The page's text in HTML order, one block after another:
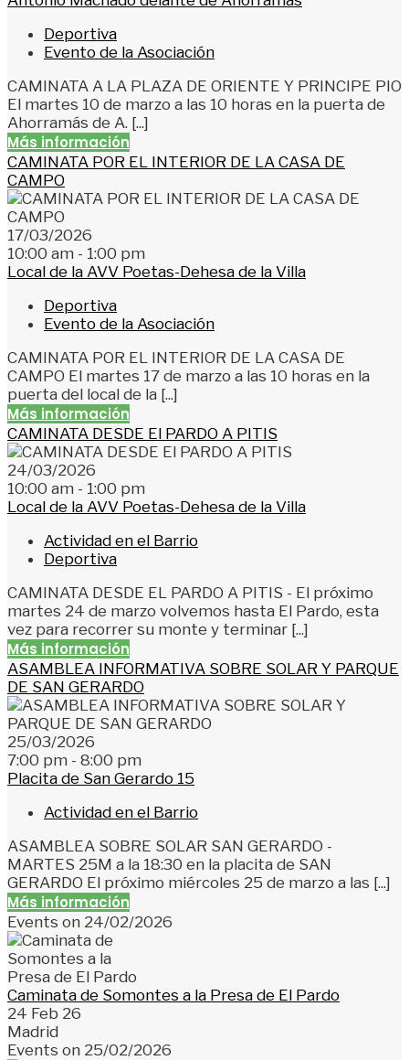
Deportiva
Evento de la Asociación
CAMINATA A LA PLAZA DE ORIENTE Y PRINCIPE PIO
El martes 10 de marzo a las 10 horas en la puerta de
Ahorramás de A. [...]
Más información
CAMINATA POR EL INTERIOR DE LA CASA DE
CAMPO
17/03/2026
10:00 am - 1:00 pm
Local de la AVV Poetas-Dehesa de la Villa
Deportiva
Evento de la Asociación
CAMINATA POR EL INTERIOR DE LA CASA DE
CAMPO El martes 17 de marzo a las 10 horas en la
puerta del local de la [...]
Más información
CAMINATA DESDE El PARDO A PITIS
24/03/2026
10:00 am - 1:00 pm
Local de la AVV Poetas-Dehesa de la Villa
Actividad en el Barrio
Deportiva
CAMINATA DESDE EL PARDO A PITIS - El próximo
martes 24 de marzo volvemos hasta El Pardo, esta
vez para recorrer su monte y terminar [...]
Más información
ASAMBLEA INFORMATIVA SOBRE SOLAR Y PARQUE
DE SAN GERARDO
25/03/2026
7:00 pm - 8:00 pm
Placita de San Gerardo 15
Actividad en el Barrio
ASAMBLEA SOBRE SOLAR SAN GERARDO -
MARTES 25M a la 18:30 en la placita de SAN
GERARDO El próximo miércoles 25 de marzo a las [...]
Más información
Events on 24/02/2026
Caminata de Somontes a la Presa de El Pardo
24 Feb 26
Madrid
Events on 25/02/2026